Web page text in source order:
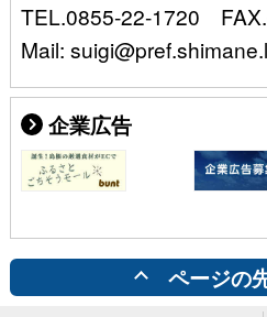
TEL.0855-22-1720
Mail:
企業広告
ページの